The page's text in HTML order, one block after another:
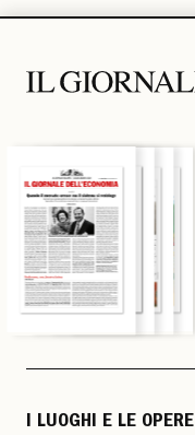
I LUOGHI E LE OPERE